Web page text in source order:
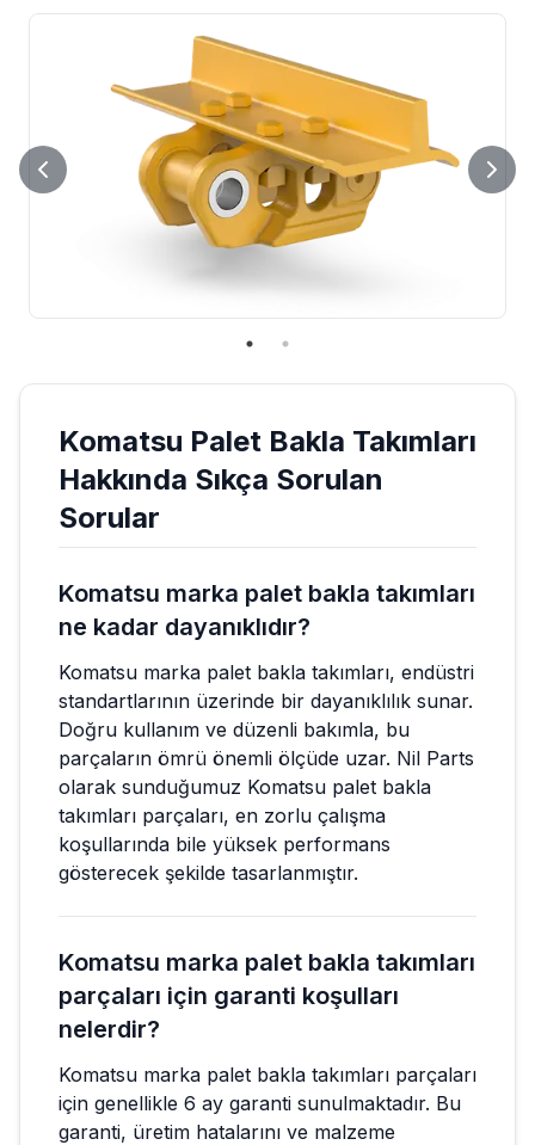
Komatsu Palet Bakla Takımları
Hakkında Sıkça Sorulan
Sorular
Komatsu marka palet bakla takımları
ne kadar dayanıklıdır?
Komatsu marka palet bakla takımları, endüstri
standartlarının üzerinde bir dayanıklılık sunar.
Doğru kullanım ve düzenli bakımla, bu
parçaların ömrü önemli ölçüde uzar. Nil Parts
olarak sunduğumuz Komatsu palet bakla
takımları parçaları, en zorlu çalışma
koşullarında bile yüksek performans
gösterecek şekilde tasarlanmıştır.
Komatsu marka palet bakla takımları
parçaları için garanti koşulları
nelerdir?
Komatsu marka palet bakla takımları parçaları
için genellikle 6 ay garanti sunulmaktadır. Bu
garanti, üretim hatalarını ve malzeme